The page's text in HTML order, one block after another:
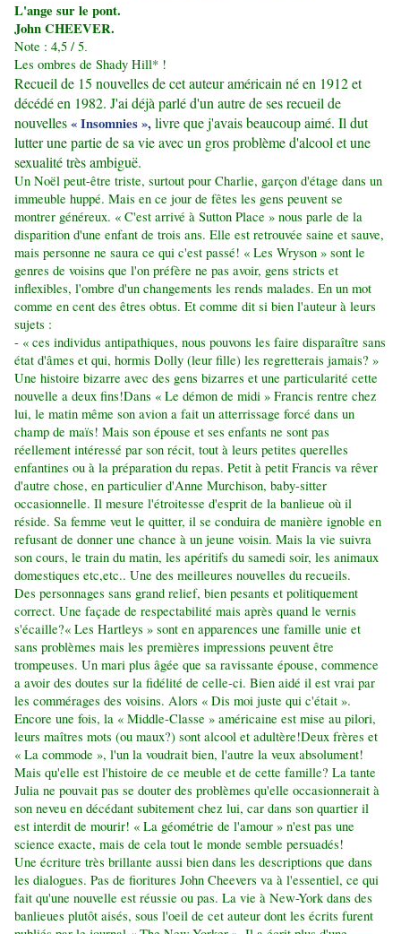
L'ange sur le pont.
John CHEEVER.
Note : 4,5 / 5
Les ombres de Shady Hill* !
Recueil de 15 nouvelles de cet auteur américain né en 1912 et
décédé en 1982. J'ai déjà parlé d'un autre de ses recueil de
nouvelles« Insomnies »,livre que j'avais beaucoup aimé. Il dut
lutter une partie de sa vie avec un gros problème d'alcool et une
sexualité très ambiguë.
Un Noël peut-être triste, surtout pour Charlie, garçon d'étage dans un
immeuble huppé. Mais en ce jour de fêtes les gens peuvent se
montrer généreux. « C'est arrivé à Sutton Place » nous parle de la
disparition d'une enfant de trois ans. Elle est retrouvée saine et sauve,
mais personne ne saura ce qui c'est passé! « Les Wryson » sont le
genres de voisins que l'on préfère ne pas avoir, gens stricts et
inflexibles, l'ombre d'un changements les rends malades. En un mot
comme en cent des êtres obtus. Et comme dit si bien l'auteur à leurs
sujets :
- « ces individus antipathiques, nous pouvons les faire disparaître sans
état d'âmes et qui, hormis Dolly (leur fille) les regretterais jamais? »
Une histoire bizarre avec des gens bizarres et une particularité cette
nouvelle a deux fins!Dans « Le démon de midi » Francis rentre chez
lui, le matin même son avion a fait un atterrissage forcé dans un
champ de maïs! Mais son épouse et ses enfants ne sont pas
réellement intéressé par son récit, tout à leurs petites querelles
enfantines ou à la préparation du repas. Petit à petit Francis va rêver
d'autre chose, en particulier d'Anne Murchison, baby-sitter
occasionnelle. Il mesure l'étroitesse d'esprit de la banlieue où il
réside. Sa femme veut le quitter, il se conduira de manière ignoble en
refusant de donner une chance à un jeune voisin. Mais la vie suivra
son cours, le train du matin, les apéritifs du samedi soir, les animaux
domestiques etc,etc.. Une des meilleures nouvelles du recueils.
Des personnages sans grand relief, bien pesants et politiquement
correct. Une façade de respectabilité mais après quand le vernis
s'écaille?« Les Hartleys » sont en apparences une famille unie et
sans problèmes mais les premières impressions peuvent être
trompeuses. Un mari plus âgée que sa ravissante épouse, commence
a avoir des doutes sur la fidélité de celle-ci. Bien aidé il est vrai par
les commérages des voisins. Alors « Dis moi juste qui c'était ».
Encore une fois, la « Middle-Classe » américaine est mise au pilori,
leurs maîtres mots (ou maux?) sont alcool et adultère!Deux frères et
« La commode », l'un la voudrait bien, l'autre la veux absolument!
Mais qu'elle est l'histoire de ce meuble et de cette famille? La tante
Julia ne pouvait pas se douter des problèmes qu'elle occasionnerait à
son neveu en décédant subitement chez lui, car dans son quartier il
est interdit de mourir! « La géométrie de l'amour » n'est pas une
science exacte, mais de cela tout le monde semble persuadés!
Une écriture très brillante aussi bien dans les descriptions que dans
les dialogues. Pas de fioritures John Cheevers va à l'essentiel, ce qui
fait qu'une nouvelle est réussie ou pas. La vie à New-York dans des
banlieues plutôt aisés, sous l'oeil de cet auteur dont les écrits furent